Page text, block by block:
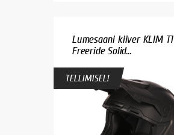
Lumesaani kiiver KLIM T1
Freeride Solid...
TELLIMISEL!